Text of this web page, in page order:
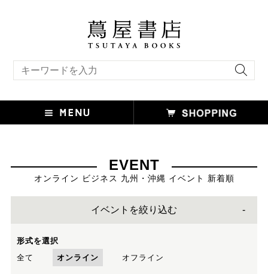
EVENT
オンライン ビジネス 九州・沖縄 イベント 新着順
イベントを絞り込む
形式を選択
全て
オンライン オフライン